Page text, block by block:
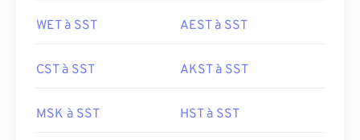
WET à SST AEST à SST
CST à SST AKST à SST
MSK à SST HST à SST